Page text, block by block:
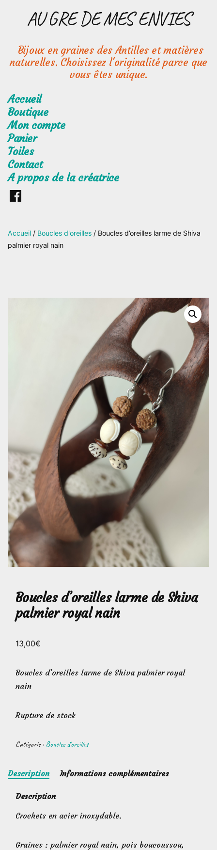
AU GRE DE MES ENVIES
Bijoux en graines des Antilles et matières
naturelles. Choisissez l'originalité parce que
vous êtes unique.
Accueil
Boutique
Mon compte
Panier
Toiles
Contact
A propos de la créatrice
Retrouvez
Facebook
Accueil / Boucles d'oreilles / Boucles d’oreilles larme de Shiva
palmier royal nain
Boucles d’oreilles larme de Shiva
palmier royal nain
13,00€
Boucles d’oreilles larme de Shiva palmier royal
nain
Rupture de stock
Catégorie :Boucles d'oreilles
Description Informations complémentaires
Description
Crochets en acier inoxydable.
Graines : palmier royal nain, pois boucoussou,